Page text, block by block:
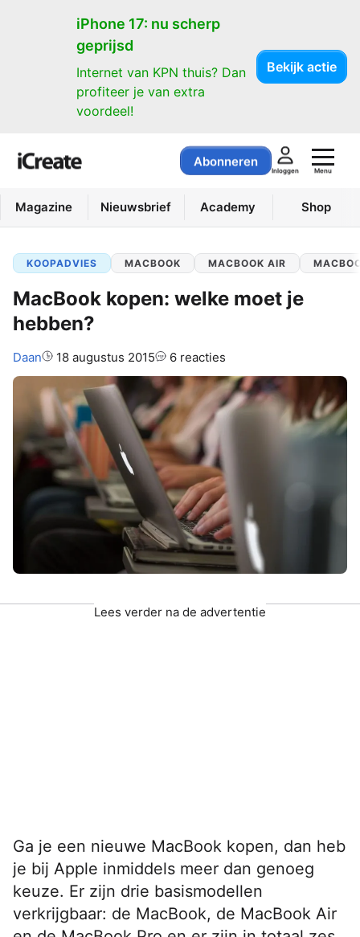
iPhone 17: nu scherp
geprijsd
Internet van KPN thuis? Dan
profiteer je van extra
voordeel!
Bekijk actie
Abonneren
Inloggen Menu
Magazine Nieuwsbrief Academy Shop
KOOPADVIES MACBOOK MACBOOK AIR
MacBook kopen: welke moet je
hebben?
Auteur:
Daan 18 augustus 2015 6 reacties
Lees verder na de advertentie
Ga je een nieuwe MacBook kopen, dan heb
je bij Apple inmiddels meer dan genoeg
keuze. Er zijn drie basismodellen
verkrijgbaar: de MacBook, de MacBook Air